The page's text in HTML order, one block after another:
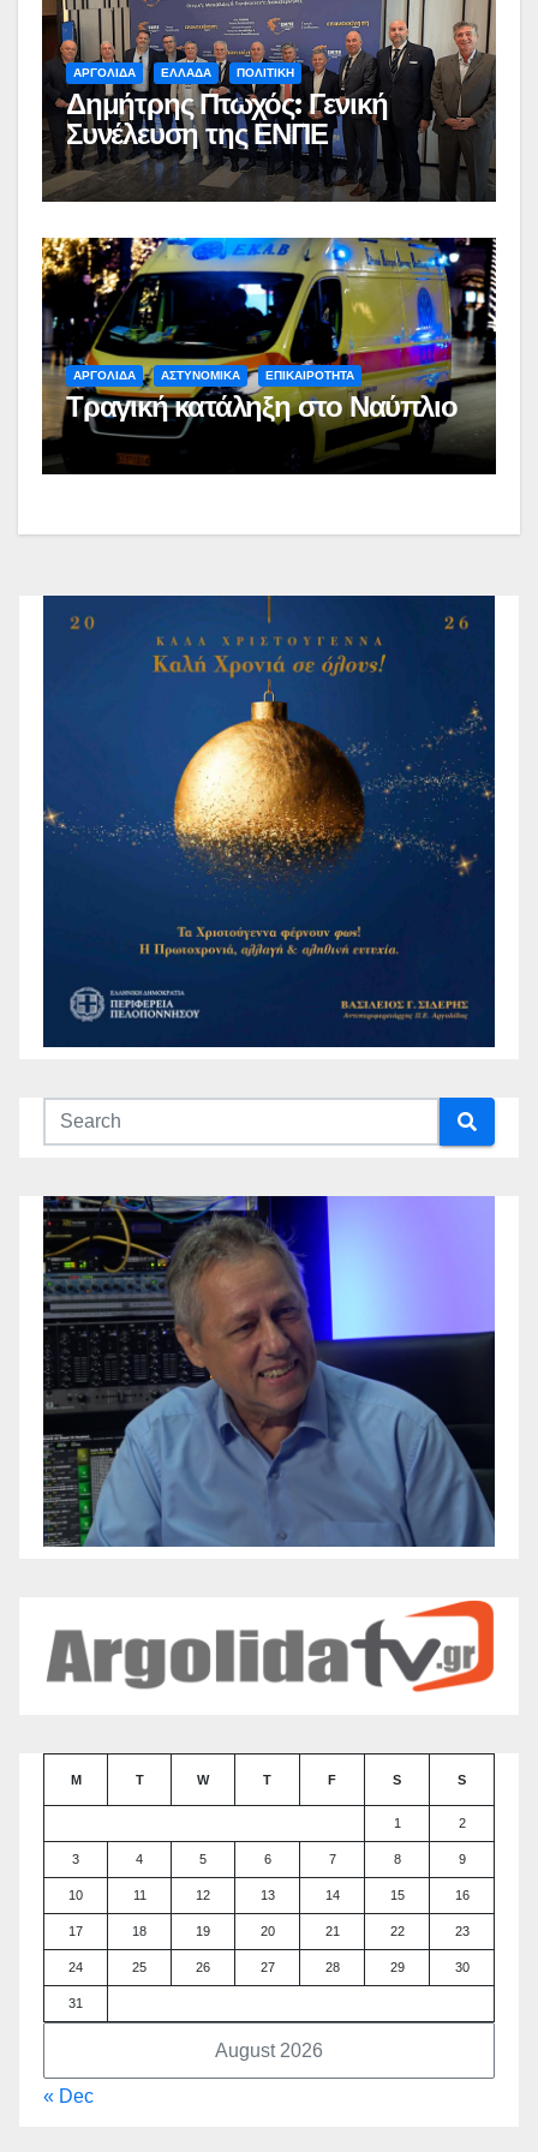
ΑΡΓΟΛΙΔΑ ΕΛΛΑΔΑ ΠΟΛΙΤΙΚΗ
Δημήτρης Πτωχός: Γενική
Συνέλευση της ΕΝΠΕ
ΑΡΓΟΛΙΔΑ ΑΣΤΥΝΟΜΙΚΑ ΕΠΙΚΑΙΡΟΤΗΤΑ
Τραγική κατάληξη στο Ναύπλιο
August 2026
M T W T F S S
1 2
3 4 5 6 7 8 9
10 11 12 13 14 15 16
17 18 19 20 21 22 23
24 25 26 27 28 29 30
31
« Dec